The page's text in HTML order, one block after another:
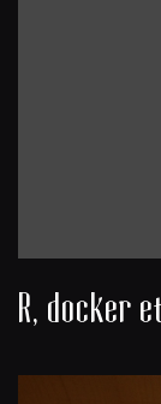
R, docker